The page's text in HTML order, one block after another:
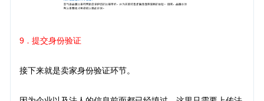
9 ． 提交身份验证
接下来就是卖家身份验证环节。